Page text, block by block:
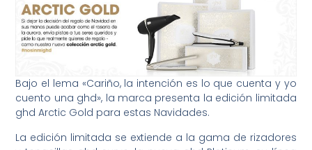
Bajo el lema «Cariño, la intención es lo que cuenta y yo
cuento una ghd», la marca presenta la edición limitada
ghd Arctic Gold para estas Navidades.
La edición limitada se extiende a la gama de rizadores